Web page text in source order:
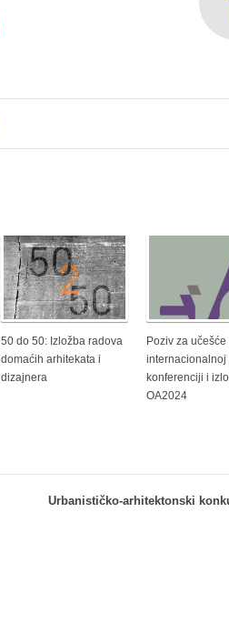
50 do 50: Izložba radova
domaćih arhitekata i
dizajnera
Poziv za
internacionalnoj
konferenciji i
OA2024